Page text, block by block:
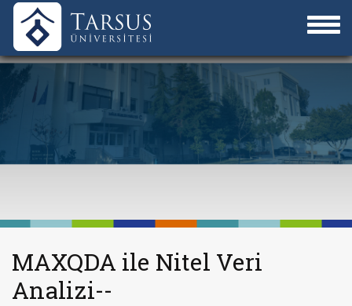
MAXQDA ile Nitel Veri
Analizi--